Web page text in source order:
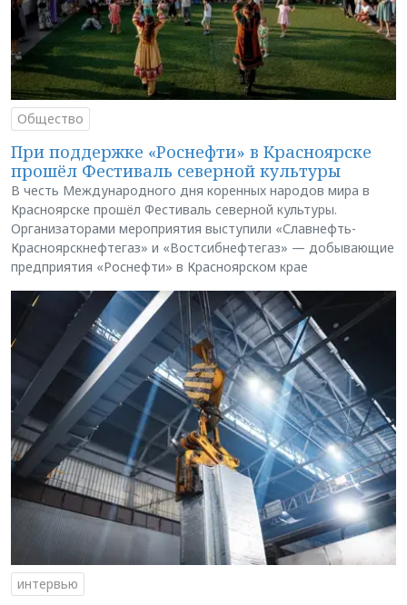
Общество
При поддержке «Роснефти» в Красноярске
прошёл Фестиваль северной культуры
В честь Международного дня коренных народов мира в
Красноярске прошёл Фестиваль северной культуры.
Организаторами мероприятия выступили «Славнефть-
Красноярскнефтегаз» и «Востсибнефтегаз» — добывающие
предприятия «Роснефти» в Красноярском крае
интервью